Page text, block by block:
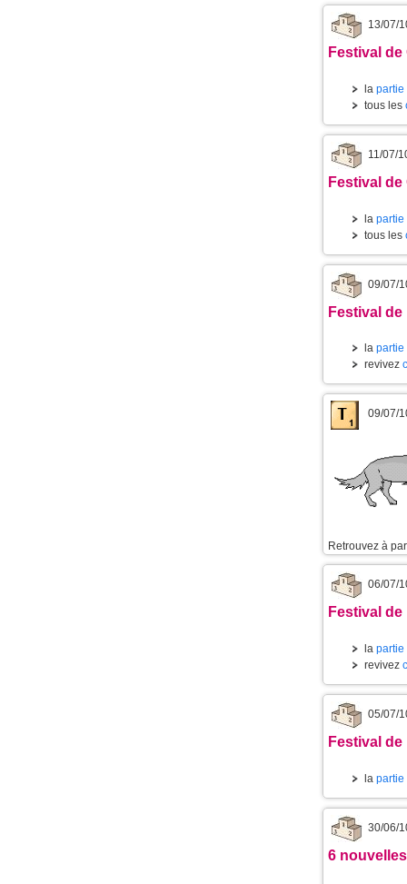
13/07/
Festival de
la partie
tous les
11/07/
Festival de
la partie
tous les
09/07/
Festival
la partie
revivez
09/07/
Retrouvez à
06/07/
Festival de
la partie
revivez
05/07/
Festival
la partie
30/06/
6